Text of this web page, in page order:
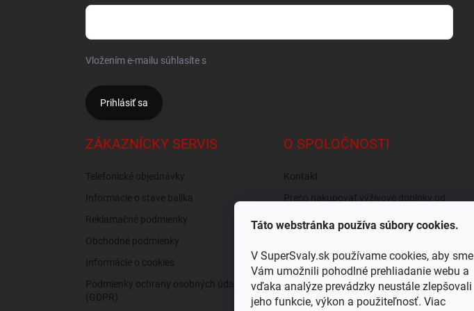
Táto webstránka používa súbory cookies.
V SuperSvaly.sk používame cookies, aby sme
Vám umožnili pohodlné prehliadanie webu a
vďaka analýze prevádzky neustále zlepšovali
jeho funkcie, výkon a použiteľnosť. Viac
Vložením e-mailu súhlasíte s
Prihlásiť sa
ZÁKAZNÍCKY SERVIS
Telefonické objednávky
Informácie o stave balíka
Reklamačné podmienky
Obchodné podmienky
Informácie o cookies
Podmienky ochrany osobných údajov
(GDPR)
O SPOLOČNOSTI
Kontakt
Prečo nakupovať výživové doplnky od
Recenzie obchodu
Osobný odber v Žiline